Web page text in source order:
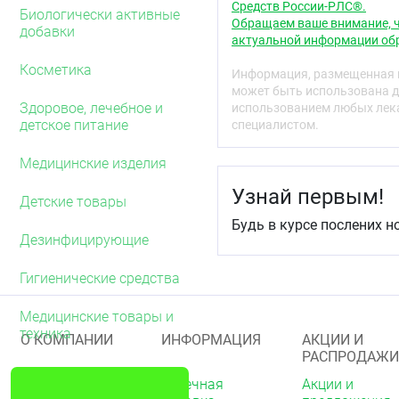
Биологически активные
добавки
Косметика
Здоровое, лечебное и
детское питание
Медицинские изделия
Детские товары
Дезинфицирующие
Гигиенические средства
Медицинские товары и
техника
4. Зажмите резервуар
выпустить воздух, и
эрегированного
5. Оттяните крайнюю
презерватив по
6. После
придерживая
партнера после того,
7. Заверните
презерватив!
использование
или нежелательной
Противопоказания
Средств России-РЛС®.
Обращаем ваше внимание,
актуальной информации
Информация, размещенная
может быть использована
использованием любых
специалистом.
Узнай первым!
Будь в курсе послених
О КОМПАНИИ ИНФОРМАЦИЯ
Аптечная
АКЦИИ И
РАСПРОДАЖИ
Акции и